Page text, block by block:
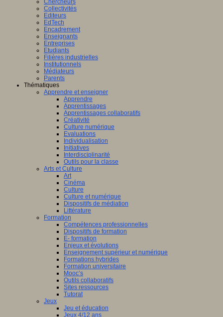
Chercheurs
Collectivités
Editeurs
EdTech
Encadrement
Enseignants
Entreprises
Etudiants
Filières industrielles
Institutionnels
Médiateurs
Parents
Thématiques
Apprendre et enseigner
Apprendre
Apprentissages
Apprentissages collaboratifs
Créativité
Culture numérique
Evaluations
Individualisation
Initiatives
Interdisciplinarité
Outils pour la classe
Arts et Culture
Art
Cinéma
Culture
Culture et numérique
Dispositifs de médiation
Littérature
Formation
Compétences professionnelles
Dispositifs de formation
E- formation
Enjeux et évolutions
Enseignement supérieur et numérique
Formations hybrides
Formation universitaire
Mooc’s
Outils collaboratifs
Sites ressources
Tutorat
Jeux
Jeu et éducation
Jeux 4/12 ans